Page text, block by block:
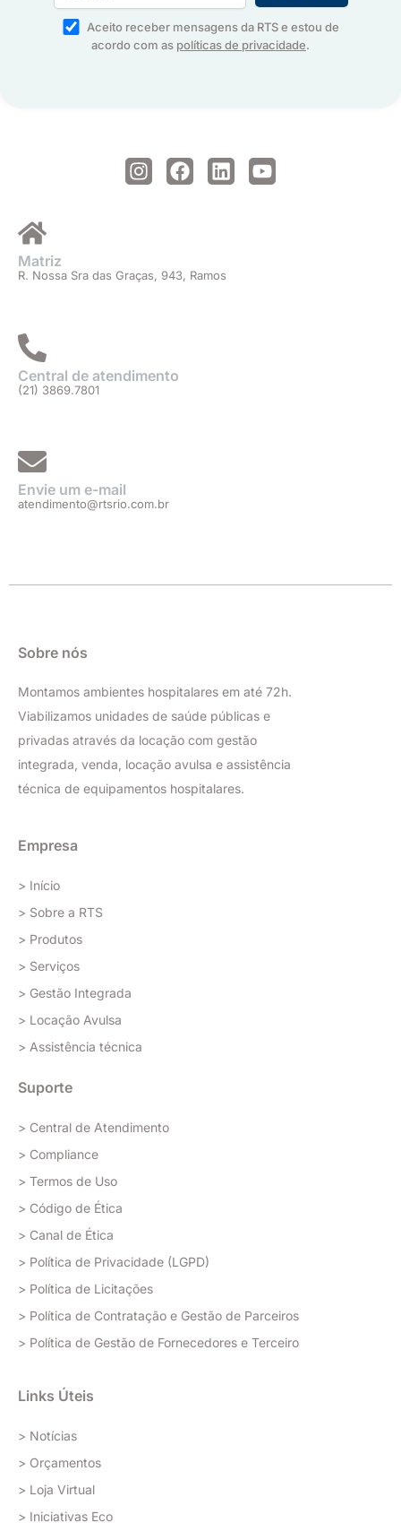
Aceito receber mensagens da RTS e estou de
acordo com as políticas de privacidade.
I
n
r
F
a
o
o
L
i
i
Y
o
Matriz
R. Nossa Sra das Graças, 943, Ramos
Central de atendimento
(21) 3869.7801
Envie um e-mail
atendimento@rtsrio.com.br
Sobre nós
Montamos ambientes hospitalares em até 72h.
Viabilizamos unidades de saúde públicas e
privadas através da locação com gestão
integrada, venda, locação avulsa e assistência
técnica de equipamentos hospitalares.
Empresa
> Início
> Sobre a RTS
> Produtos
> Serviços
> Gestão Integrada
> Locação Avulsa
> Assistência técnica
Suporte
> Central de Atendimento
> Compliance
> Termos de Uso
> Código de Ética
> Canal de Ética
> Política de Privacidade (LGPD)
> Política de Licitações
> Política de Contratação e Gestão de Parceiros
> Política de Gestão de Fornecedores e Terceiro
Links Úteis
> Notícias
> Orçamentos
> Loja Virtual
> Iniciativas Eco